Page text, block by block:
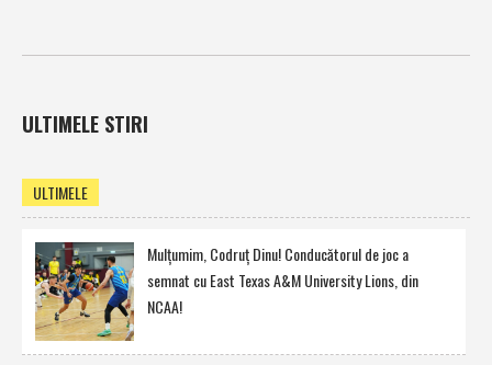
ULTIMELE STIRI
ULTIMELE
Mulţumim, Codruţ Dinu! Conducătorul de joc a
semnat cu East Texas A&M University Lions, din
NCAA!